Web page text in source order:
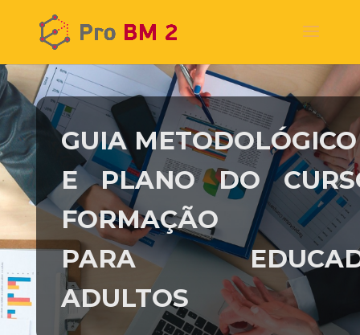
GUIA METODOLÓGICO
E PLANO DO
FORMAÇÃO
PARA
ADULTOS